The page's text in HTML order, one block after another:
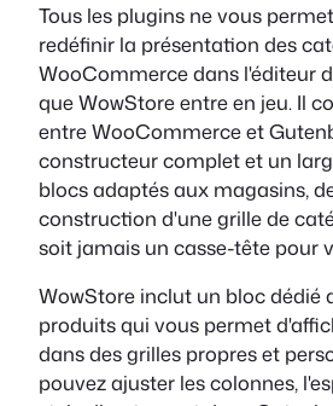
Tous les plugins ne vous
redéfinir la présentation des
WooCommerce dans l'éditeur
que WowStore entre en jeu. Il
entre WooCommerce et
constructeur complet et un
blocs adaptés aux magasins,
construction d'une grille de
soit jamais un casse-tête pour
WowStore inclut un bloc dédié
produits qui vous permet
dans des grilles propres et
pouvez ajuster les colonnes,